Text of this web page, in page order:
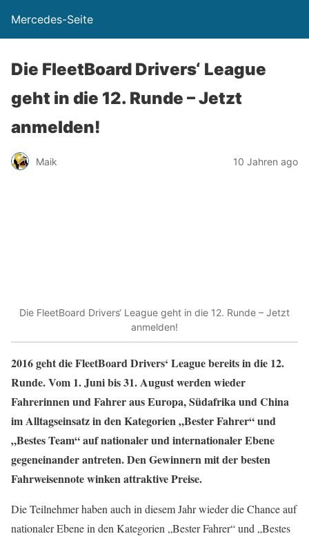
Mercedes-Seite
Die FleetBoard Drivers‘ League
geht in die 12. Runde – Jetzt
anmelden!
Maik 10 Jahren ago
Die FleetBoard Drivers‘ League geht in die 12. Runde – Jetzt
anmelden!
2016 geht die FleetBoard Drivers‘ League bereits in die 12.
Runde. Vom 1. Juni bis 31. August werden wieder
Fahrerinnen und Fahrer aus Europa, Südafrika und China
im Alltagseinsatz in den Kategorien „Bester Fahrer“ und
„Bestes Team“ auf nationaler und internationaler Ebene
gegeneinander antreten. Den Gewinnern mit der besten
Fahrweisennote winken attraktive Preise.
Die Teilnehmer haben auch in diesem Jahr wieder die Chance auf
nationaler Ebene in den Kategorien „Bester Fahrer“ und „Bestes